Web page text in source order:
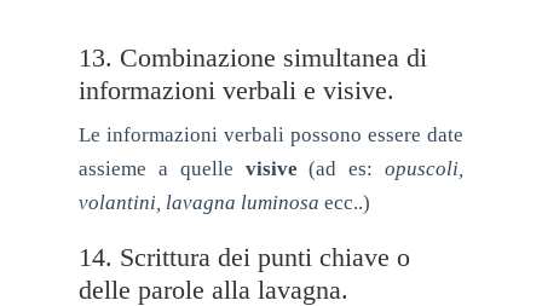
13. Combinazione simultanea di
informazioni verbali e visive.
Le informazioni verbali possono essere date
assieme a quelle visive (ad es:opuscoli,
volantini, lavagna luminosa ecc..)
14. Scrittura dei punti chiave o
delle parole alla lavagna.